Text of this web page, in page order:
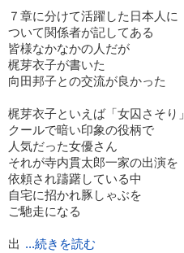
７章に分けて活躍した日本人に
ついて関係者が記してある
皆様なかなかの人だが
梶芽衣子が書いた
向田邦子との交流が良かった
梶芽衣子といえば「女囚さそり」
クールで暗い印象の役柄で
人気だった女優さん
それが寺内貫太郎一家の出演を
依頼され躊躇している中
自宅に招かれ豚しゃぶを
ご馳走になる
出 ...続きを読む